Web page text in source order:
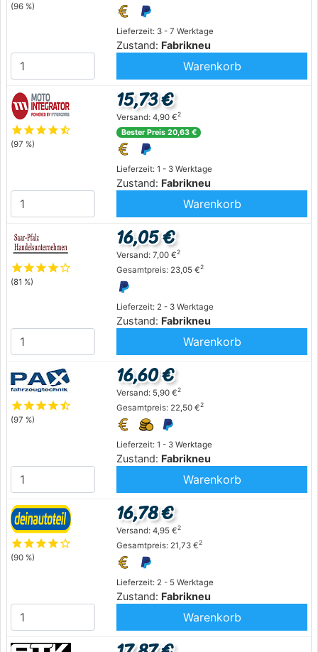
(96 %)
Lieferzeit: 3 - 7 Werktage
Zustand: Fabrikneu
Warenkorb
starstarstarstarstar_half
(97 %)
Lieferzeit: 1 - 3 Werktage
Zustand: Fabrikneu
15,73 €
Versand: 4,90 €2
Bester Preis 20,63 €
Warenkorb
starstarstarstarstar_outline
(81 %)
Lieferzeit: 2 - 3 Werktage
Zustand: Fabrikneu
16,05 €
Versand: 7,00 €2
Gesamtpreis: 23,05 €2
Warenkorb
starstarstarstarstar_half
(97 %)
Lieferzeit: 1 - 3 Werktage
Zustand: Fabrikneu
16,60 €
Versand: 5,90 €2
Gesamtpreis: 22,50 €2
Warenkorb
starstarstarstarstar_outline
(90 %)
Lieferzeit: 2 - 5 Werktage
Zustand: Fabrikneu
16,78 €
Versand: 4,95 €2
Gesamtpreis: 21,73 €2
Warenkorb